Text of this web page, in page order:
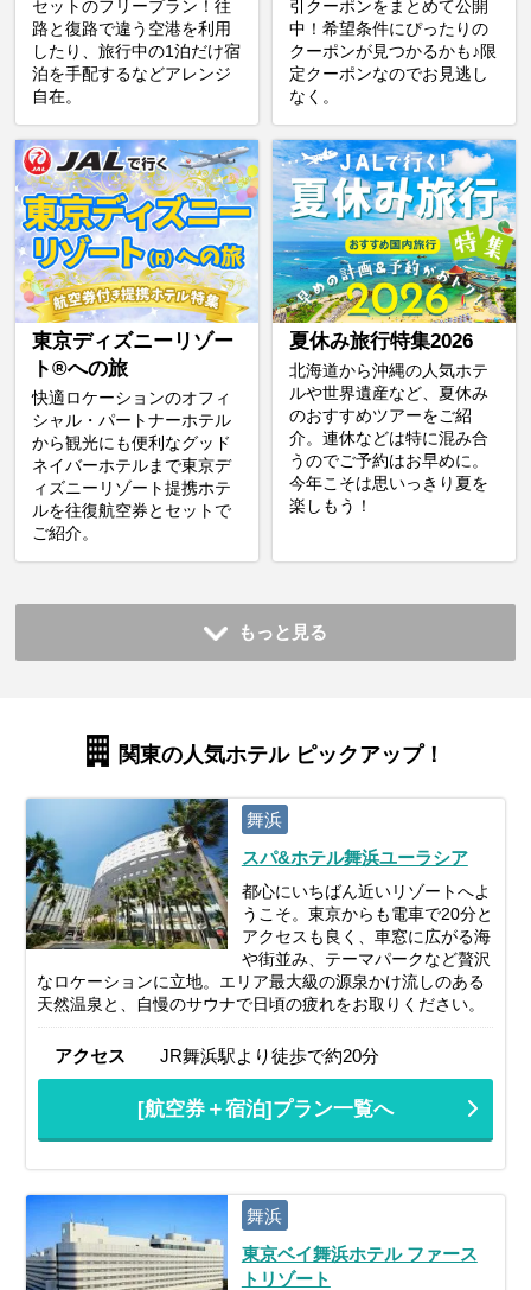
セットのフリープラン！往
路と復路で違う空港を利用
したり、旅行中の1泊だけ宿
泊を手配するなどアレンジ
自在。
引クーポンをまとめて公開
中！希望条件にぴったりの
クーポンが見つかるかも♪限
定クーポンなのでお見逃し
なく。
東京ディズニーリゾー
ト®への旅
快適ロケーションのオフィ
シャル・パートナーホテル
から観光にも便利なグッド
ネイバーホテルまで東京デ
ィズニーリゾート提携ホテ
ルを往復航空券とセットで
ご紹介。
夏休み旅行特集2026
北海道から沖縄の人気ホテ
ルや世界遺産など、夏休み
のおすすめツアーをご紹
介。連休などは特に混み合
うのでご予約はお早めに。
今年こそは思いっきり夏を
楽しもう！
もっと見る
関東の人気ホテル ピックアップ！
舞浜
スパ&ホテル舞浜ユーラシア
都心にいちばん近いリゾートへよ
うこそ。東京からも電車で20分と
アクセスも良く、車窓に広がる海
や街並み、テーマパークなど贅沢
なロケーションに立地。エリア最大級の源泉かけ流しのある
天然温泉と、自慢のサウナで日頃の疲れをお取りください。
アクセス JR舞浜駅より徒歩で約20分
[航空券＋宿泊]プラン一覧へ
舞浜
東京ベイ舞浜ホテル ファース
トリゾート